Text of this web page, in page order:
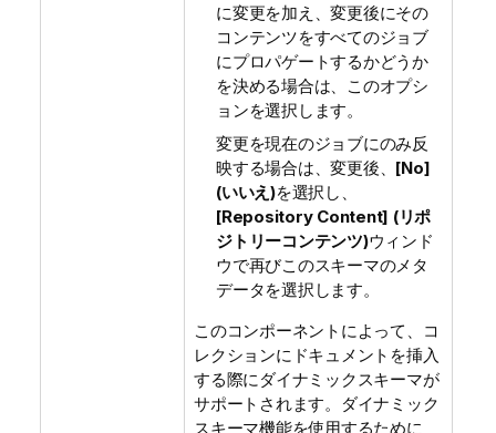
に変更を加え、変更後にその
コンテンツをすべてのジョブ
にプロパゲートするかどうか
を決める場合は、このオプシ
ョンを選択します。
変更を現在のジョブにのみ反
映する場合は、変更後、 [No]
(いいえ)を選択し、
[Repository Content] (リポ
ジトリーコンテンツ)ウィンド
ウで再びこのスキーマのメタ
データを選択します。
このコンポーネントによって、コ
レクションにドキュメントを挿入
する際にダイナミックスキーマが
サポートされます。ダイナミック
スキーマ機能を使用するために